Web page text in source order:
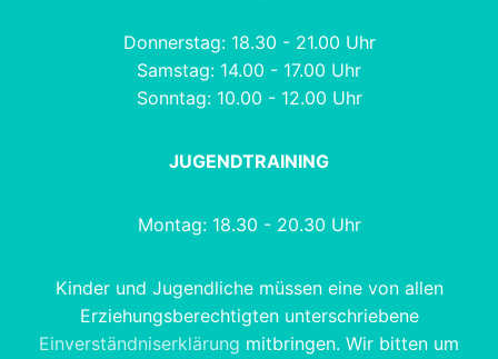
Donnerstag: 18.30 - 21.00 Uhr
Samstag: 14.00 - 17.00 Uhr
Sonntag: 10.00 - 12.00 Uhr
JUGENDTRAINING
Montag: 18.30 - 20.30 Uhr
Kinder und Jugendliche müssen eine von allen
Erziehungsberechtigten unterschriebene
Einverständniserklärung mitbringen. Wir bitten um